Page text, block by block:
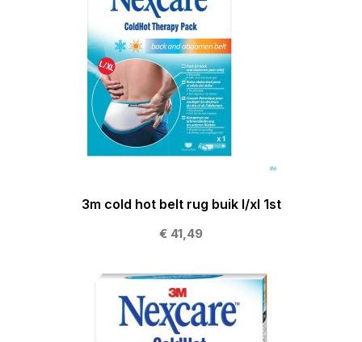
3m cold hot belt rug buik l/xl 1st
€ 41,49